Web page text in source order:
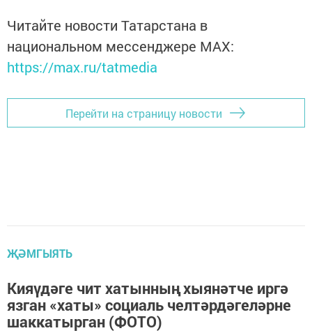
Читайте новости Татарстана в
национальном мессенджере MАХ:
https://max.ru/tatmedia
Перейти на страницу новости
ҖӘМГЫЯТЬ
Кияүдәге чит хатынның хыянәтче иргә
язган «хаты» социаль челтәрдәгеләрне
шаккатырган (ФОТО)